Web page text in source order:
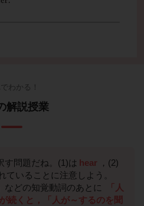
わかる！
解説授業
す問題だね。(1)は hear
，(2)
ていることに注意しよう。
などの知覚動詞のあとに
「人
続くと，「人が～するのを聞